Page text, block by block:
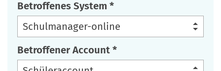
Betroffenes System *
Betroffener Account *